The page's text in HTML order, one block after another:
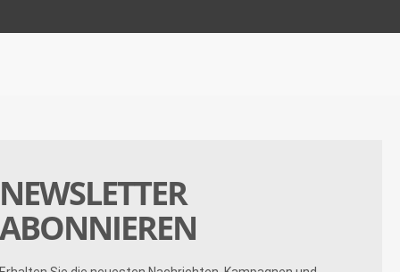
NEWSLETTER
ABONNIEREN